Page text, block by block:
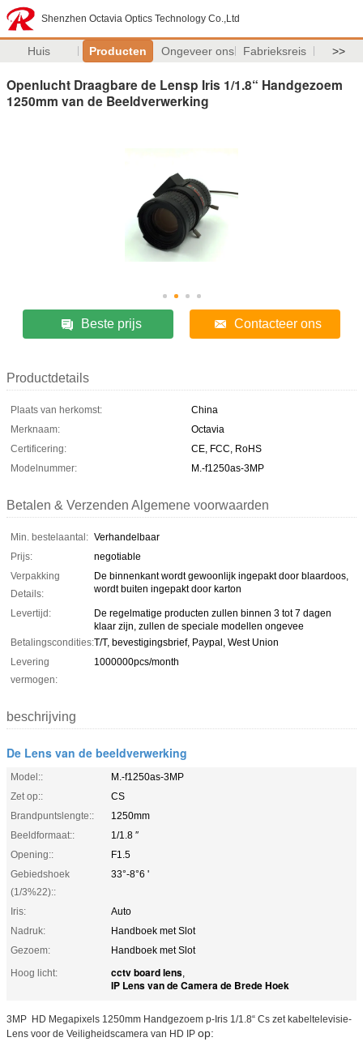
Shenzhen Octavia Optics Technology Co.,Ltd
Huis Producten Ongeveer ons Fabrieksreis >>
Openlucht Draagbare de Lensp Iris 1/1.8“ Handgezoem
1250mm van de Beeldverwerking
Beste prijs Contacteer ons
Productdetails
Plaats van herkomst:
China
Merknaam:
Octavia
Certificering:
CE, FCC, RoHS
Modelnummer:
M.-f1250as-3MP
Betalen & Verzenden Algemene voorwaarden
Min. bestelaantal: Verhandelbaar
Prijs:
negotiable
Verpakking
Details:
De binnenkant wordt gewoonlijk ingepakt door blaardoos,
wordt buiten ingepakt door karton
Levertijd:
De regelmatige producten zullen binnen 3 tot 7 dagen
klaar zijn, zullen de speciale modellen ongevee
Betalingscondities:T/T, bevestigingsbrief, Paypal, West Union
Levering
vermogen:
1000000pcs/month
beschrijving
De Lens van de beeldverwerking
Model::
M.-f1250as-3MP
Zet op::
CS
Brandpuntslengte::
1250mm
Beeldformaat::
1/1.8 ″
Opening::
F1.5
Gebiedshoek
(1/3%22)::
33°-8°6 '
Iris:
Auto
Nadruk:
Handboek met Slot
Gezoem:
Handboek met Slot
Hoog licht:
cctv board lens,
IP Lens van de Camera de Brede Hoek
3MP  HD Megapixels 1250mm Handgezoem p-Iris 1/1.8“ Cs zet kabeltelevisie-
Lens voor de Veiligheidscamera van HD IP op: